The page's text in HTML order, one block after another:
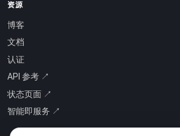
资源
博客
文档
认证
API 参考 ↗
状态页面 ↗
智能即服务 ↗